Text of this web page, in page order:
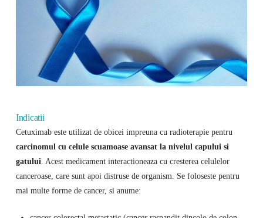
Indicatii
Cetuximab este utilizat de obicei impreuna cu radioterapie pentru
carcinomul cu celule scuamoase avansat la nivelul capului si
gatului . Acest medicament interactioneaza cu cresterea celulelor
canceroase, care sunt apoi distruse de organism. Se foloseste pentru
mai multe forme de cancer, si anume: